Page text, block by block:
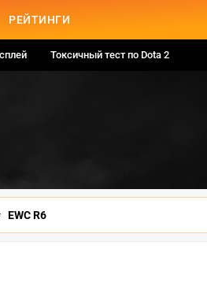
РЕЙТИНГИ
Токсичный тест по Dota 2
EWC R6